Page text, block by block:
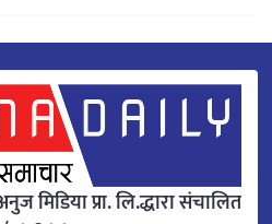
मिडिया प्रा. लि.द्धारा संचालित